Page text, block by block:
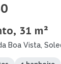
31 m²
Boa Vista,